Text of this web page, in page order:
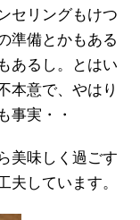
セリングもけつ
準備とかもある
あるし。とはい
本意で、やはり
事実・・
美味しく過ごす
夫しています。